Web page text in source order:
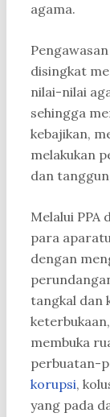
agama.
disingkat
nilai-nilai
sehingga
kebajikan,
melakukan
dan
Melalui PPA
para
dengan
tangkal dan
membuka
perbuatan-
korupsi,
yang pada